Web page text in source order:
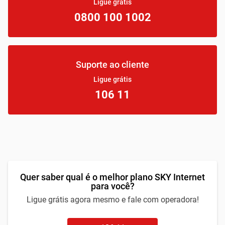
Ligue grátis
0800 100 1002
Suporte ao cliente
Ligue grátis
106 11
Quer saber qual é o melhor plano SKY Internet
para você?
Ligue grátis agora mesmo e fale com operadora!